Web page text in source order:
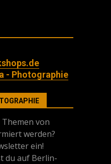
- Photographie
von
werden?
ein!
du auf Berlin-